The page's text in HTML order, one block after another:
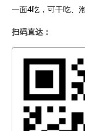
一面4吃，可干吃、
扫码直达：